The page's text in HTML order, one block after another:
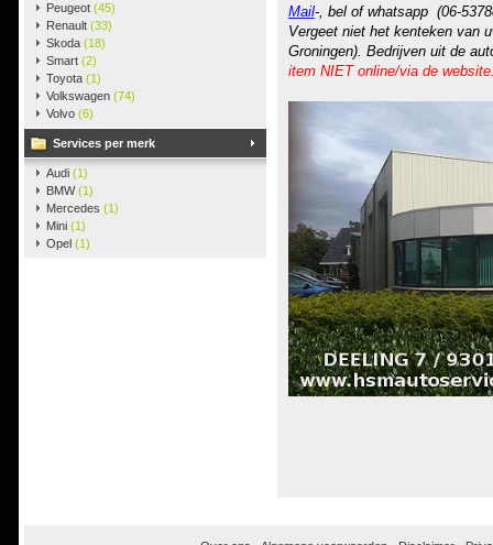
Peugeot (45)
Renault (33)
Skoda (18)
Smart (2)
Toyota (1)
Volkswagen (74)
Volvo (6)
Services per merk
Audi (1)
BMW(1)
Mercedes (1)
Mini (1)
Opel (1)
Mail-, bel of whatsapp (06-
Vergeet niet het kenteken van
Groningen). Bedrijven uit de
item NIET online/via de